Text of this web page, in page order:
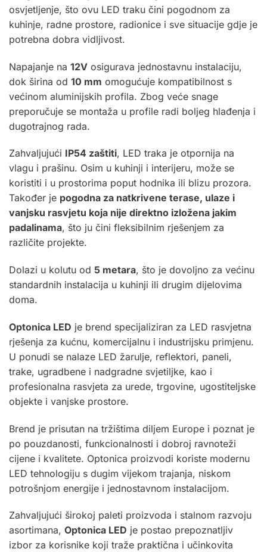
osvjetljenje, što ovu LED traku čini pogodnom za
kuhinje, radne prostore, radionice i sve situacije gdje je
potrebna dobra vidljivost.
Napajanje na 12V osigurava jednostavnu instalaciju,
dok širina od 10 mm omogućuje kompatibilnost s
većinom aluminijskih profila. Zbog veće snage
preporučuje se montaža u profile radi boljeg hlađenja i
dugotrajnog rada.
Zahvaljujući IP54 zaštiti, LED traka je otpornija na
vlagu i prašinu. Osim u kuhinji i interijeru, može se
koristiti i u prostorima poput hodnika ili blizu prozora.
Također je pogodna za natkrivene terase, ulaze i
vanjsku rasvjetu koja nije direktno izložena jakim
padalinama, što ju čini fleksibilnim rješenjem za
različite projekte.
Dolazi u kolutu od 5 metara, što je dovoljno za većinu
standardnih instalacija u kuhinji ili drugim dijelovima
doma.
Optonica LED je brend specijaliziran za LED rasvjetna
rješenja za kućnu, komercijalnu i industrijsku primjenu.
U ponudi se nalaze LED žarulje, reflektori, paneli,
trake, ugradbene i nadgradne svjetiljke, kao i
profesionalna rasvjeta za urede, trgovine, ugostiteljske
objekte i vanjske prostore.
Brend je prisutan na tržištima diljem Europe i poznat je
po pouzdanosti, funkcionalnosti i dobroj ravnoteži
cijene i kvalitete. Optonica proizvodi koriste modernu
LED tehnologiju s dugim vijekom trajanja, niskom
potrošnjom energije i jednostavnom instalacijom.
Zahvaljujući širokoj paleti proizvoda i stalnom razvoju
asortimana, Optonica LED je postao prepoznatljiv
izbor za korisnike koji traže praktična i učinkovita